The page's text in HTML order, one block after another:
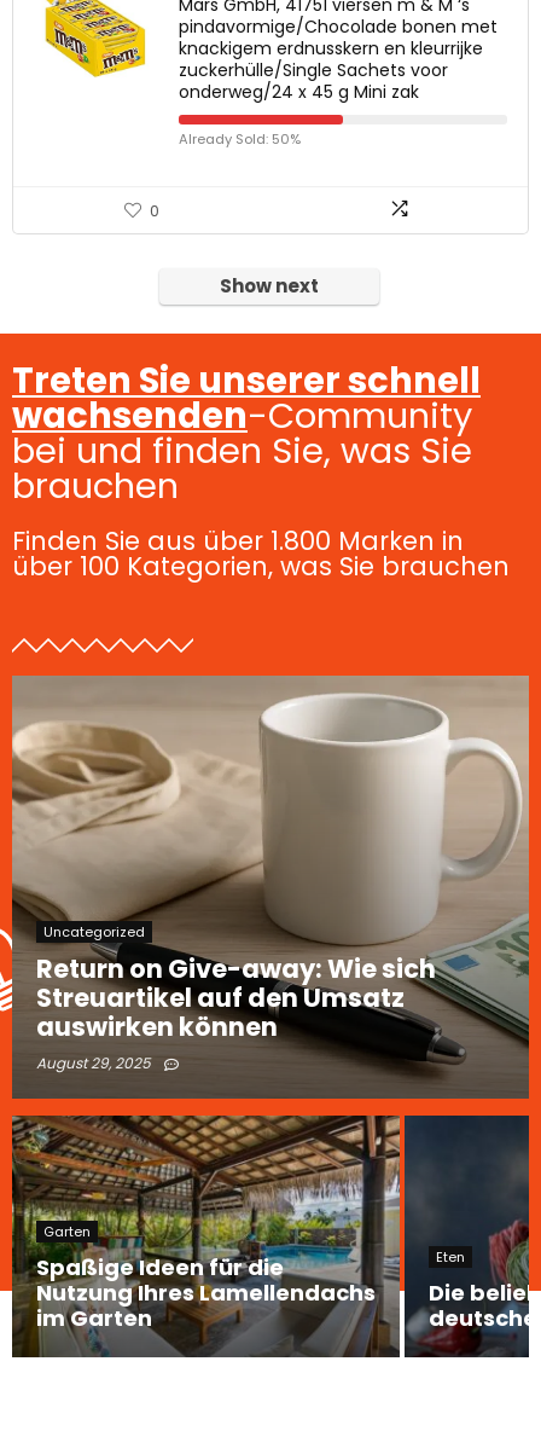
Mars GmbH, 41751 viersen m & M ‘s
pindavormige/Chocolade bonen met
knackigem erdnusskern en kleurrijke
zuckerhülle/Single Sachets voor
onderweg/24 x 45 g Mini zak
Already Sold: 50%
0
Show next
Treten Sie unserer schnell
wachsenden-Community
bei und finden Sie, was Sie
brauchen
Finden Sie aus über 1.800 Marken in
über 100 Kategorien, was Sie brauchen
Uncategorized
Return on Give-away: Wie sich
Streuartikel auf den Umsatz
auswirken können
August 29, 2025
Garten
Spaßige Ideen für die
Nutzung Ihres Lamellendachs
im Garten
Eten
Die